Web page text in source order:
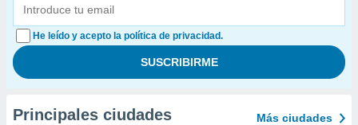
He leído y acepto la política de privacidad.
Principales ciudades Más ciudades